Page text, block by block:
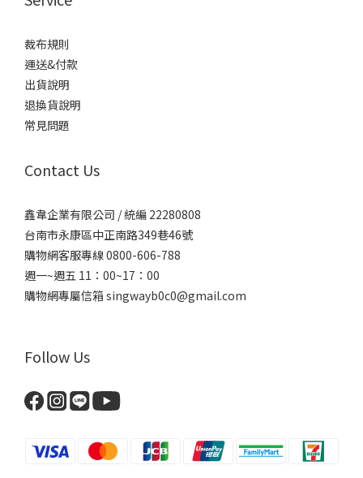
裁布規則
運送&付款
出貨說明
退換貨說明
常見問題
Contact Us
鑫韋企業有限公司 / 統編 22280808
台南市永康區中正南路349巷46號
購物網客服專線 0800-606-788
週一~週五 11：00~17：00
購物網專屬信箱 singwayb0c0@gmail.com
Follow Us